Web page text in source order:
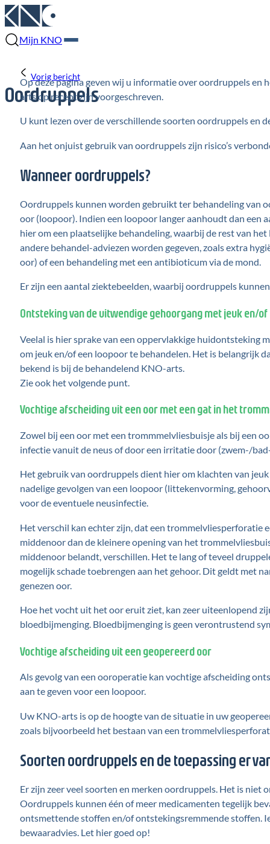
Mijn KNO
Oordruppels
Op deze pagina geven wij u informatie over oordruppels
arts op recept zijn voorgeschreven.
U kunt lezen over de verschillende soorten oordruppels en
Aan het onjuist gebruik van oordruppels zijn risico’s
Wanneer oordruppels?
Oordruppels kunnen worden gebruikt ter behandeling van
oor (loopoor). Indien een loopoor langer aanhoudt dan een
hier om een plaatselijke behandeling, waarbij de rest van
andere behandel-adviezen worden gegeven, zoals extra
oor) of een behandeling met een antibioticum via de mond.
Er zijn een aantal ziektebeelden, waarbij oordruppels
Ontsteking van de uitwendige gehoorgang met jeuk en/
Veelal is hier sprake van een oppervlakkige huidontsteking
om jeuk en/of een loopoor te behandelen. Het is belangrijk
bekend is bij de behandelend KNO-arts.
Zie ook het volgende punt.
Vochtige afscheiding uit een oor met een gat in het
Zowel bij een oor met een trommmelvliesbuisje als bij een
infectie vanuit de neus of door een irritatie door (zwem-/
Het gebruik van oordruppels dient hier om klachten van
nadelige gevolgen van een loopoor (littekenvorming,
voor de eventuele neusinfectie.
Het verschil kan echter zijn, dat een trommelvliesperforatie
middenoor dan de kleinere opening van het
middenoor belandt, verschillen. Het te lang of teveel
mogelijk schade toebrengen aan het gehoor. Dit geldt met
genezen oor.
Hoe het vocht uit het oor eruit ziet, kan zeer uiteenlopend
bloedbijmenging. Bloedbijmenging is geen verontrustend
Vochtige afscheiding uit een geopereerd oor
Als gevolg van een ooroperatie kan vochtige afscheiding
aan te geven voor een loopoor.
Uw KNO-arts is op de hoogte van de situatie in uw
zoals bijvoorbeeld het bestaan van een
Soorten oordruppels en de toepassing
Er zijn zeer veel soorten en merken oordruppels. Het is
Oordruppels kunnen één of meer medicamenten tegelijk
ontsmettende stoffen en/of ontstekingsremmende stoffen.
bewaaradvies. Let hier goed op!
Vorig bericht